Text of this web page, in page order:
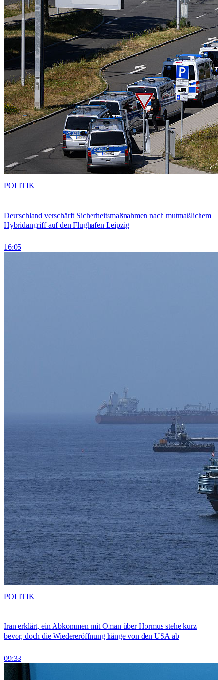
Deutschland verschärft Sicherheitsmaßnahmen nach mutmaßlichem
Hybridangriff auf den Flughafen Leipzig
16:05
POLITIK
Iran erklärt, ein Abkommen mit Oman über Hormus stehe kurz
bevor, doch die Wiedereröffnung hänge von den USA ab
09:33
POLITIK